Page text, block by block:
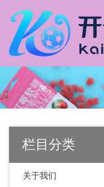
栏目分类
关于我们